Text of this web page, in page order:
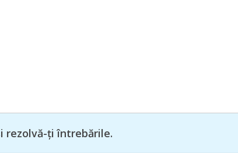
rezolvă-ți întrebările.